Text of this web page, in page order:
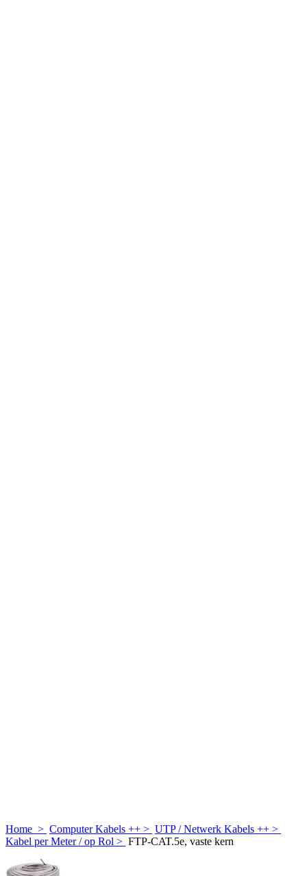
Home > Computer Kabels ++ > UTP / Netwerk Kabels ++ >
Kabel per Meter / op Rol > FTP-CAT.5e, vaste kern